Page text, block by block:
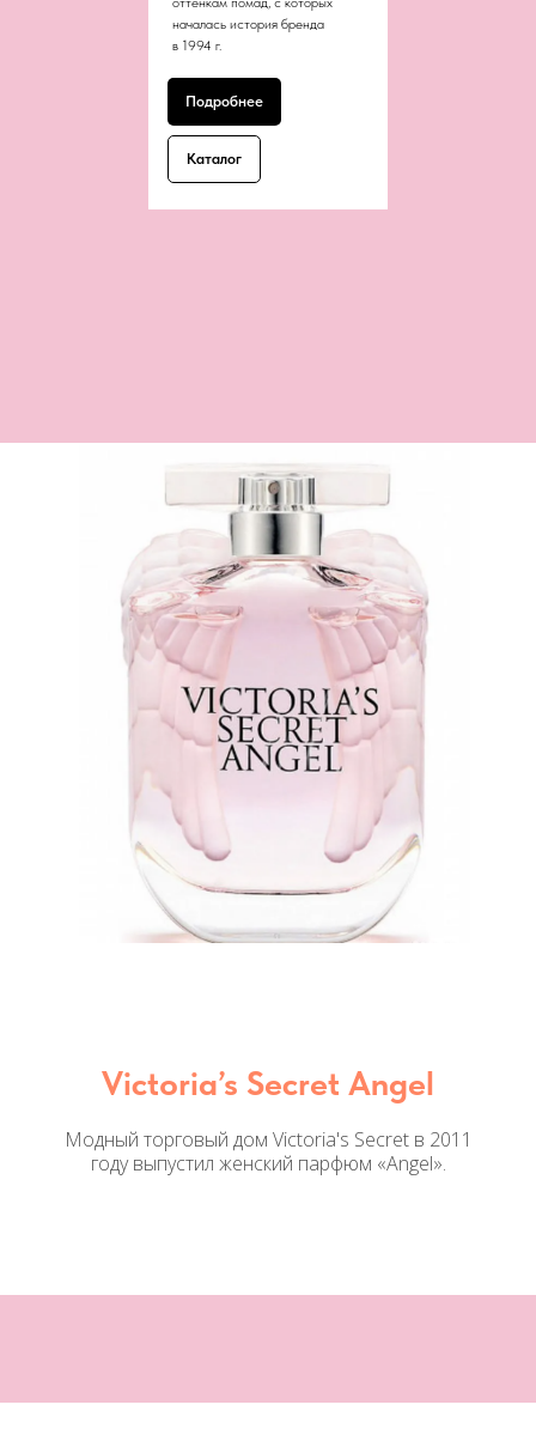
началась история бренда
в 1994 г.
Подробнее
Каталог
Victoria’s Secret Angel
Модный торговый дом Victoria's Secret в 2011
году выпустил женский парфюм «Angel».